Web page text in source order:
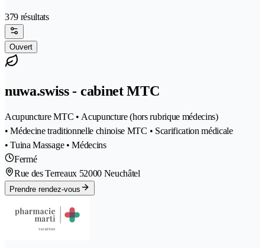
379 résultats
Ouvert
nuwa.swiss - cabinet MTC
Acupuncture MTC • Acupuncture (hors rubrique médecins)
• Médecine traditionnelle chinoise MTC • Scarification médicale
• Tuina Massage • Médecins
Fermé
Rue des Terreaux 52000 Neuchâtel
Prendre rendez-vous